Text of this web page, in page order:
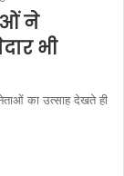
ने
भी
का उत्साह देखते ही